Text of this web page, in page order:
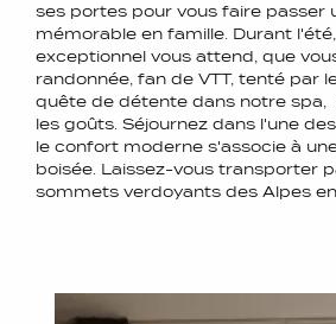
ses portes pour vous faire passer
mémorable en famille. Durant
exceptionnel vous attend, que
randonnée, fan de VTT, tenté par
quête de détente dans notre spa,
les goûts. Séjournez dans l'une
le confort moderne s'associe à
boisée. Laissez-vous transporter
sommets verdoyants des Alpes en